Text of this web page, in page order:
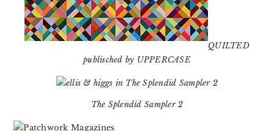
QUILTED
publisched by UPPERCASE
The Splendid Sampler 2